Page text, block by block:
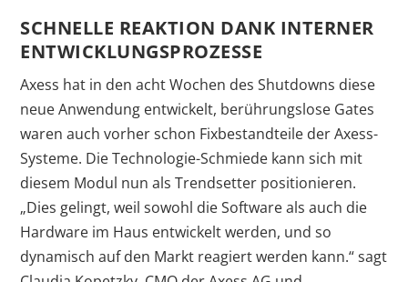
SCHNELLE REAKTION DANK INTERNER
ENTWICKLUNGSPROZESSE
Axess hat in den acht Wochen des Shutdowns diese
neue Anwendung entwickelt, berührungslose Gates
waren auch vorher schon Fixbestandteile der Axess-
Systeme. Die Technologie-Schmiede kann sich mit
diesem Modul nun als Trendsetter positionieren.
„Dies gelingt, weil sowohl die Software als auch die
Hardware im Haus entwickelt werden, und so
dynamisch auf den Markt reagiert werden kann.“ sagt